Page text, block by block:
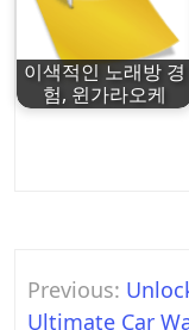
이색적인 노래방 경
험, 윈가라오케
Post
Previous:
Ultimate Car